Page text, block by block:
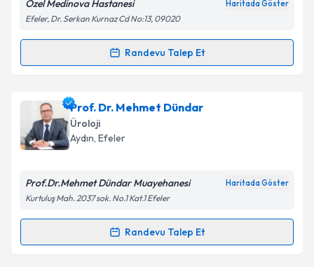
Özel Medinova Hastanesi Haritada Göster
Efeler, Dr. Serkan Kurnaz Cd No:13, 09020
Randevu Talep Et
Randevu Takvimi Talebi
Op. Dr. Göksel Ayköseiçin randevu takvimi talebi
oluşturun. Size bu uzmandan randevu almanız için bir
takvim hazırlandığında e-posta ile bilgilendireceğiz.
Kişisel verilerimin işlenmesine ilişkin
Metni'ni okudum ve kişisel verilerimin belirtilen
Prof. Dr. Mehmet Dündar
Üroloji
Aydın, Efeler
Prof.Dr.Mehmet Dündar Muayehanesi Haritada Göster
Kurtuluş Mah. 2037 sok. No.1 Kat.1 Efeler
Randevu Talep Et
Randevu Takvimi Talebi